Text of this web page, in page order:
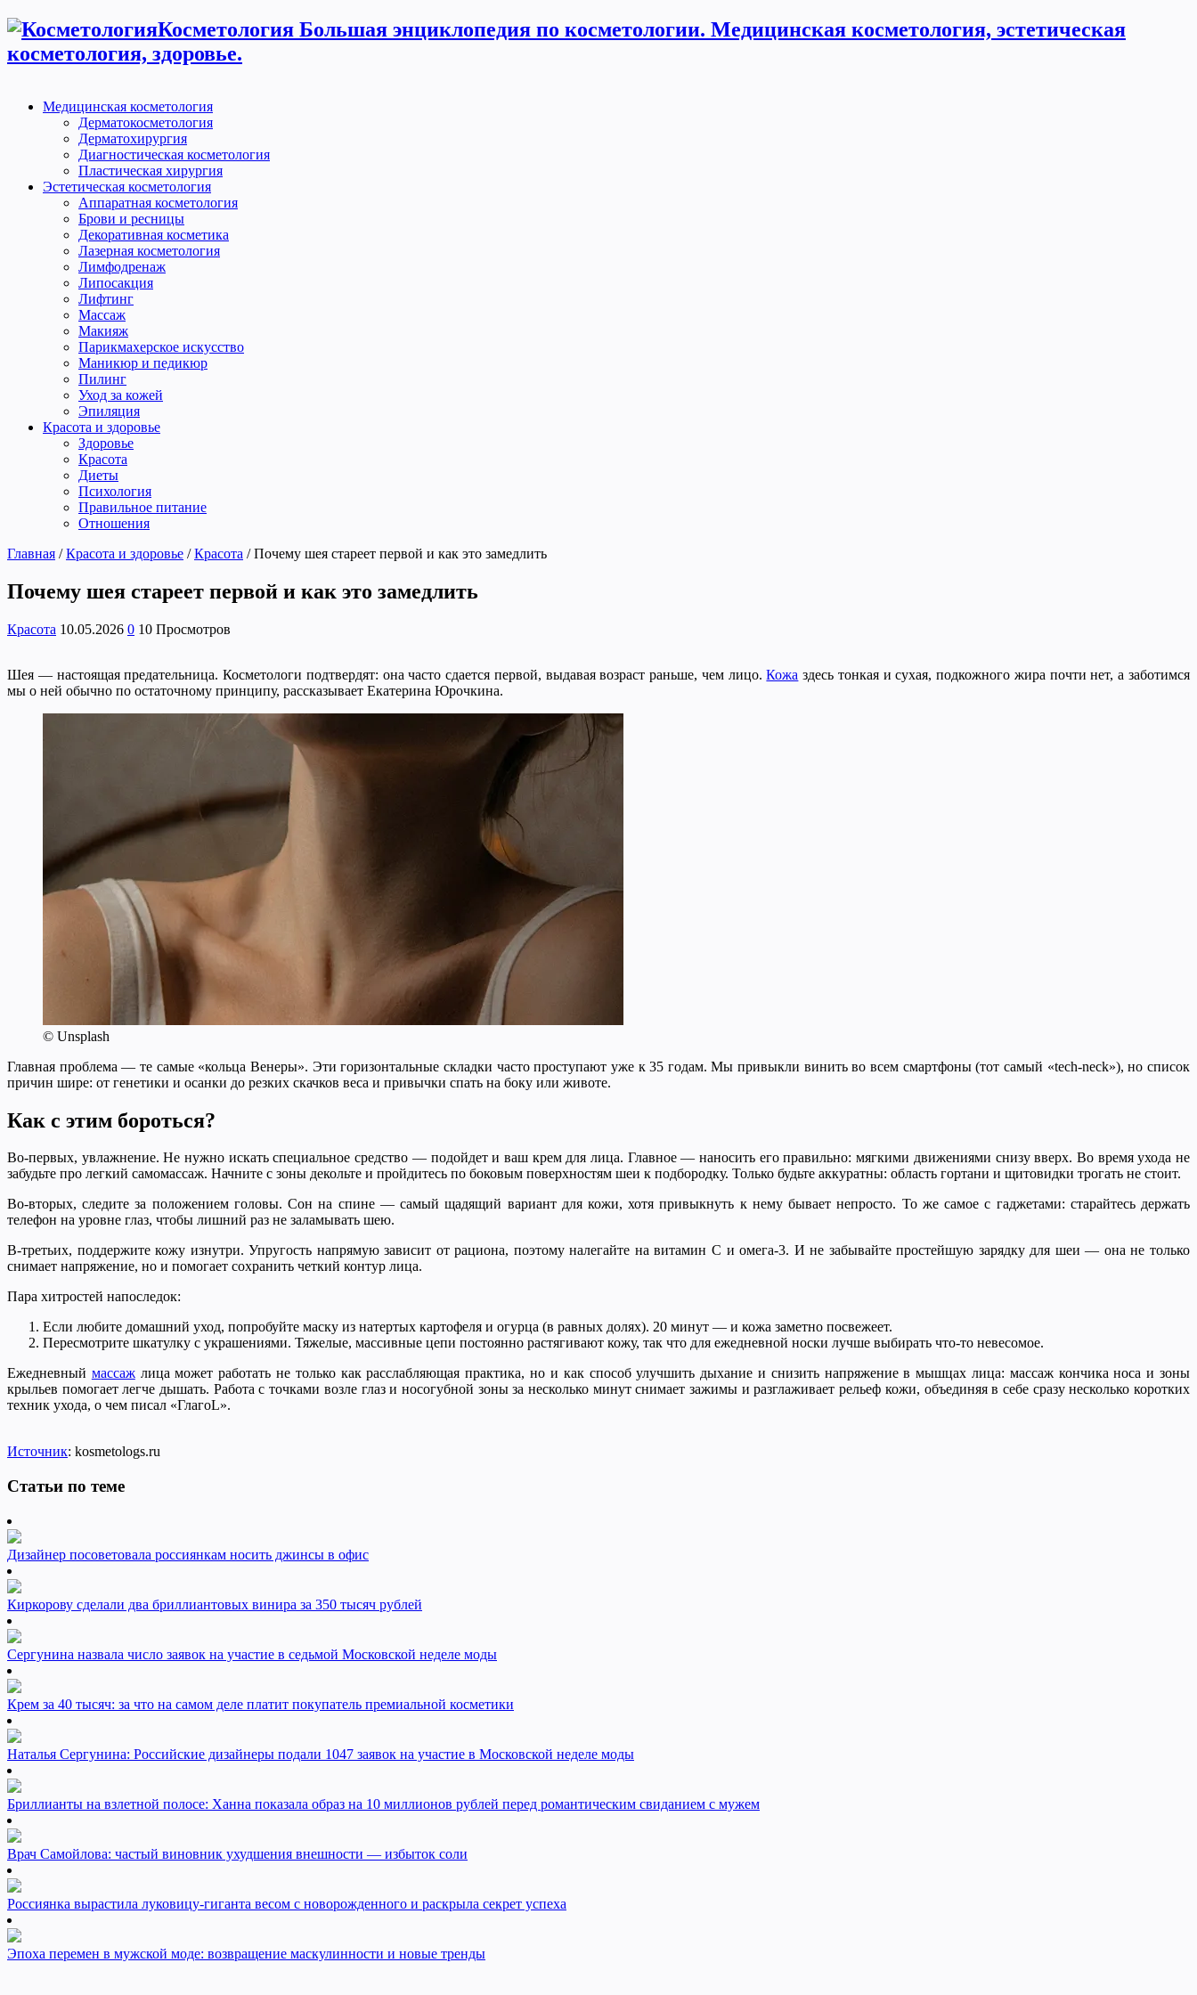
Косметология Большая энциклопедия по косметологии. Медицинская косметология, эстетическая
косметология, здоровье.
Медицинская косметология
Дерматокосметология
Дерматохирургия
Диагностическая косметология
Пластическая хирургия
Эстетическая косметология
Аппаратная косметология
Брови и ресницы
Декоративная косметика
Лазерная косметология
Лимфодренаж
Липосакция
Лифтинг
Массаж
Макияж
Парикмахерское искусство
Маникюр и педикюр
Пилинг
Уход за кожей
Эпиляция
Красота и здоровье
Здоровье
Красота
Диеты
Психология
Правильное питание
Отношения
Главная / Красота и здоровье / Красота / Почему шея стареет первой и как это замедлить
Почему шея стареет первой и как это замедлить
Красота 10.05.2026 0 10 Просмотров
Шея — настоящая предательница. Косметологи подтвердят: она часто сдается первой, выдавая возраст раньше, чем лицо.Кожа здесь тонкая и сухая, подкожного жира почти нет, а заботимся
мы о ней обычно по остаточному принципу, рассказывает Екатерина Юрочкина.
© Unsplash
Главная проблема — те самые «кольца Венеры». Эти горизонтальные складки часто проступают уже к 35 годам. Мы привыкли винить во всем смартфоны (тот самый «tech-neck»), но список
причин шире: от генетики и осанки до резких скачков веса и привычки спать на боку или животе.
Как с этим бороться?
Во-первых, увлажнение. Не нужно искать специальное средство — подойдет и ваш крем для лица. Главное — наносить его правильно: мягкими движениями снизу вверх. Во время ухода не
забудьте про легкий самомассаж. Начните с зоны декольте и пройдитесь по боковым поверхностям шеи к подбородку. Только будьте аккуратны: область гортани и щитовидки трогать не стоит.
Во-вторых, следите за положением головы. Сон на спине — самый щадящий вариант для кожи, хотя привыкнуть к нему бывает непросто. То же самое с гаджетами: старайтесь держать
телефон на уровне глаз, чтобы лишний раз не заламывать шею.
В-третьих, поддержите кожу изнутри. Упругость напрямую зависит от рациона, поэтому налегайте на витамин С и омега-3. И не забывайте простейшую зарядку для шеи — она не только
снимает напряжение, но и помогает сохранить четкий контур лица.
Пара хитростей напоследок:
Если любите домашний уход, попробуйте маску из натертых картофеля и огурца (в равных долях). 20 минут — и кожа заметно посвежеет.
Пересмотрите шкатулку с украшениями. Тяжелые, массивные цепи постоянно растягивают кожу, так что для ежедневной носки лучше выбирать что-то невесомое.
Ежедневный массажлица может работать не только как расслабляющая практика, но и как способ улучшить дыхание и снизить напряжение в мышцах лица: массаж кончика носа и зоны
крыльев помогает легче дышать. Работа с точками возле глаз и носогубной зоны за несколько минут снимает зажимы и разглаживает рельеф кожи, объединяя в себе сразу несколько коротких
техник ухода, о чем писал «ГлагоL».
Источник: kosmetologs.ru
Статьи по теме
Дизайнер посоветовала россиянкам носить джинсы в офис
Киркорову сделали два бриллиантовых винира за 350 тысяч рублей
Сергунина назвала число заявок на участие в седьмой Московской неделе моды
Крем за 40 тысяч: за что на самом деле платит покупатель премиальной косметики
Наталья Сергунина: Российские дизайнеры подали 1047 заявок на участие в Московской неделе моды
Бриллианты на взлетной полосе: Ханна показала образ на 10 миллионов рублей перед романтическим свиданием с мужем
Врач Самойлова: частый виновник ухудшения внешности — избыток соли
Россиянка вырастила луковицу-гиганта весом с новорожденного и раскрыла секрет успеха
Эпоха перемен в мужской моде: возвращение маскулинности и новые тренды